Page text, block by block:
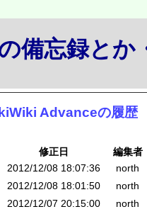
備忘録とか
Advanceの履歴
修正日
編集者
2012/12/08 18:07:36
north
2012/12/08 18:01:50
north
2012/12/07 20:15:00
north